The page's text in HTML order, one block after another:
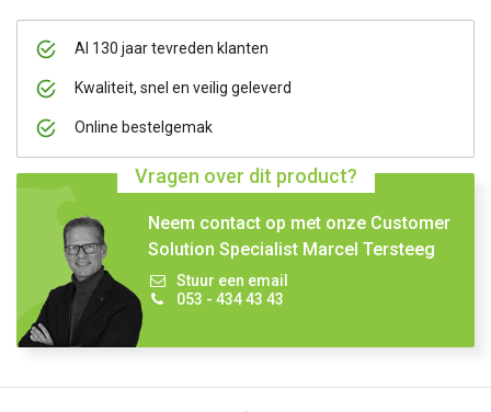
Al 130 jaar tevreden klanten
Kwaliteit, snel en veilig geleverd
Online bestelgemak
Vragen over dit product?
Neem contact op met onze Customer
Solution Specialist Marcel Tersteeg
Stuur een email
053 - 434 43 43